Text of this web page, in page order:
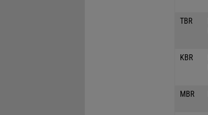
TBR
KBR
MBR